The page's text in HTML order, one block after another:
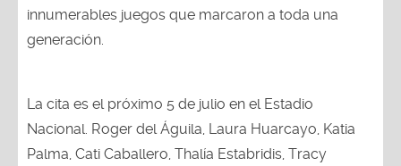
innumerables juegos que marcaron a toda una
generación.
La cita es el próximo 5 de julio en el Estadio
Nacional. Roger del Águila, Laura Huarcayo, Katia
Palma, Cati Caballero, Thalía Estabridis, Tracy